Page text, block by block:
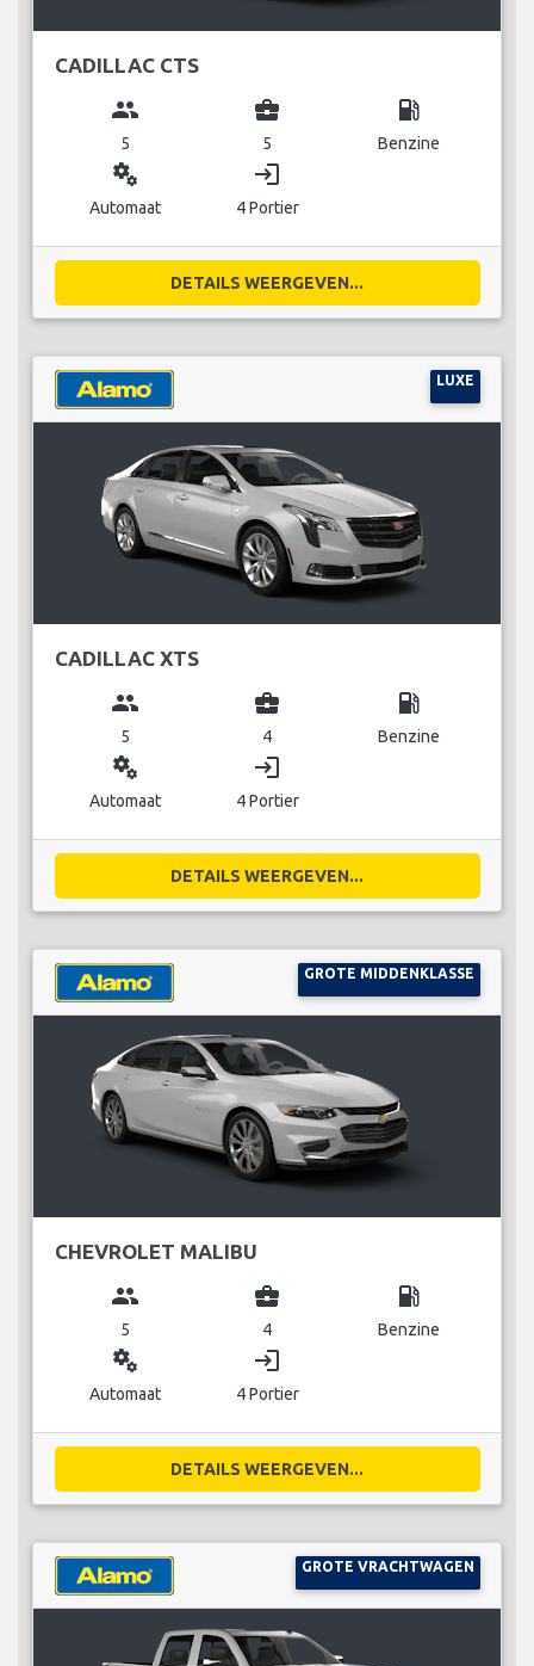
CADILLAC CTS
group
5
business_center
5
local_gas_station
Benzine
miscellaneous_services
Automaat
login
4 Portier
DETAILS WEERGEVEN...
LUXE
CADILLAC XTS
group
5
business_center
4
local_gas_station
Benzine
miscellaneous_services
Automaat
login
4 Portier
DETAILS WEERGEVEN...
GROTE MIDDENKLASSE
CHEVROLET MALIBU
group
5
business_center
4
local_gas_station
Benzine
miscellaneous_services
Automaat
login
4 Portier
DETAILS WEERGEVEN...
GROTE VRACHTWAGEN